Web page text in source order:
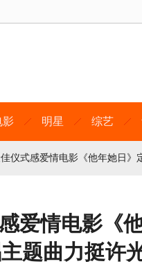
影 明星 综艺
仪式感爱情电影《他年她日
爱情电影《
题曲力挺许